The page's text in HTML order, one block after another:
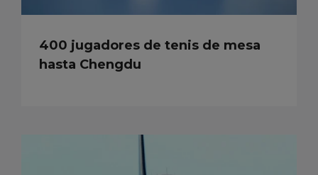
400 jugadores de tenis de mesa
hasta Chengdu